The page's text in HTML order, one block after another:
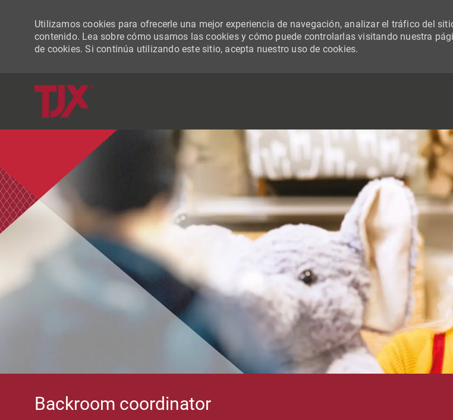
Utilizamos cookies para ofrecerle una mejor experiencia de navegación, analizar el tráfico del
contenido. Lea sobre cómo usamos las cookies y cómo puede controlarlas visitando nuestra
de cookies. Si continúa utilizando este sitio, acepta nuestro uso de cookies.
Backroom coordinator